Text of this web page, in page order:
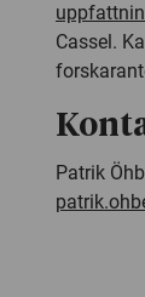
Cassel.
Patrik